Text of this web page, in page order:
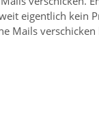
eigentlich kein
Mails